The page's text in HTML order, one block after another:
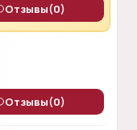
Отзывы(0)
Отзывы(0)